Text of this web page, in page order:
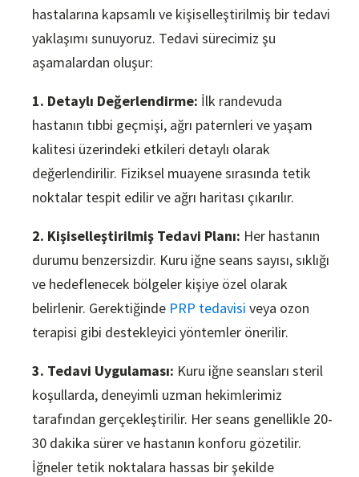
hastalarına kapsamlı ve kişiselleştirilmiş bir tedavi
yaklaşımı sunuyoruz. Tedavi sürecimiz şu
aşamalardan oluşur:
1. Detaylı Değerlendirme: İlk randevuda
hastanın tıbbi geçmişi, ağrı paternleri ve yaşam
kalitesi üzerindeki etkileri detaylı olarak
değerlendirilir. Fiziksel muayene sırasında tetik
noktalar tespit edilir ve ağrı haritası çıkarılır.
2. Kişiselleştirilmiş Tedavi Planı: Her hastanın
durumu benzersizdir. Kuru iğne seans sayısı, sıklığı
ve hedeflenecek bölgeler kişiye özel olarak
belirlenir. Gerektiğinde PRP tedavisi veya ozon
terapisi gibi destekleyici yöntemler önerilir.
3. Tedavi Uygulaması: Kuru iğne seansları steril
koşullarda, deneyimli uzman hekimlerimiz
tarafından gerçekleştirilir. Her seans genellikle 20-
30 dakika sürer ve hastanın konforu gözetilir.
İğneler tetik noktalara hassas bir şekilde